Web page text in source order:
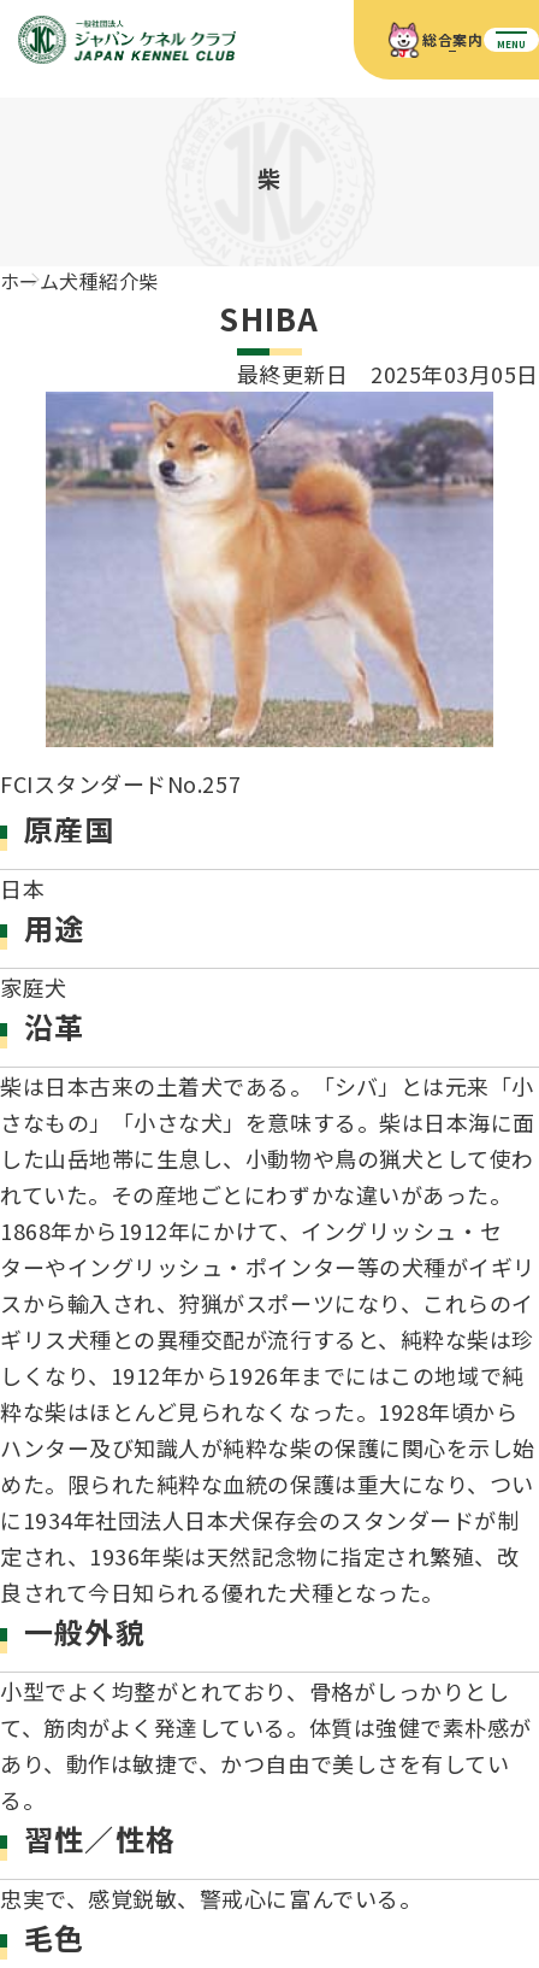
総合案内 MENU
ディスクロージャー（情報公開）
入会のご案内
3分でわかるジャパンケネルクラブ
ジャパンケネルクラブチャンネルYouTube
ガゼットのご案内
犬種別犬籍登録頭数
長寿犬表彰について
災害救助犬の育成
ジャックブログ
血統証明書の見かた
血統証明書・所有者名義変更
チャンピオンタイトル
繁殖についての基礎知識
正しいブリーディングと守るべき心得
ティーカッププードル、豆柴について
遺伝子疾患について考えよう
「動物の愛護及び管理に関する法律」
股関節形成不全症(HD)と肘関節異形成症(ED)について
人工授精について
子犬を繁殖した方へ 〜 子犬の正式な名前のつけ方
血統証明書・よくあるご質問
Obtaining the JKC Certified Export Pedigree
ドッグショー 競技会スケジュール
ドッグショー
FCIインターナショナルドッグショー開催のご案内
チャンピオンについて(ドッグショー・競技会)
ロイヤルカナンアワードについて
JKCブリーディングアワード
訓練競技会
アジリティー競技会
フライボール競技会
オビディエンス競技会
IGP
BH
ドッグダンス
トリミング競技会
ハンドリング競技会
ジュニアハンドラー
過去の大会結果
犬の絵コンクールについて
新登録犬種のご紹介
キーワードラリー2025
ジュニアハンドラーとは
自由研究<犬について詳しく知ろう！>
ジャックお面を作ってあそぼう♪
JKC公認資格
「資格更新料の自動引落」のご利用について
愛犬飼育管理士
スチュワード
審査員
アニマル衛生士
自主研修会／日程
刊行物のご案内
犬の健康管理手帳について
会員向け情報
ダウンロード FAQ
柴
ホーム犬種紹介柴
SHIBA
最終更新日 2025年03月05日
FCIスタンダードNo.257
原産国
日本
用途
家庭犬
沿革
柴は日本古来の土着犬である。「シバ」とは元来「小
さなもの」「小さな犬」を意味する。柴は日本海に面
した山岳地帯に生息し、小動物や鳥の猟犬として使わ
れていた。その産地ごとにわずかな違いがあった。
1868年から1912年にかけて、イングリッシュ・セ
ターやイングリッシュ・ポインター等の犬種がイギリ
スから輸入され、狩猟がスポーツになり、これらのイ
ギリス犬種との異種交配が流行すると、純粋な柴は珍
しくなり、1912年から1926年までにはこの地域で純
粋な柴はほとんど見られなくなった。1928年頃から
ハンター及び知識人が純粋な柴の保護に関心を示し始
めた。限られた純粋な血統の保護は重大になり、つい
に1934年社団法人日本犬保存会のスタンダードが制
定され、1936年柴は天然記念物に指定され繁殖、改
良されて今日知られる優れた犬種となった。
一般外貌
小型でよく均整がとれており、骨格がしっかりとし
て、筋肉がよく発達している。体質は強健で素朴感が
あり、動作は敏捷で、かつ自由で美しさを有してい
る。
習性／性格
忠実で、感覚鋭敏、警戒心に富んでいる。
毛色